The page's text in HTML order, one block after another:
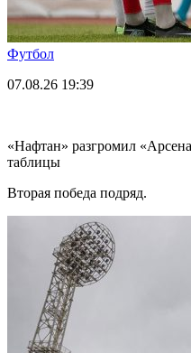
Футбол
07.08.26 19:39
«Нафтан» разгромил
таблицы
Вторая победа подряд.